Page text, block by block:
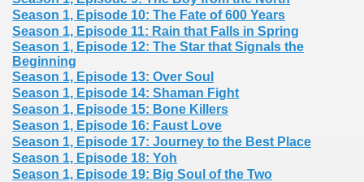
Season 1, Episode 10: The Fate of 600 Years
Season 1, Episode 11: Rain that Falls in Spring
Season 1, Episode 12: The Star that Signals the
Beginning
Season 1, Episode 13: Over Soul
Season 1, Episode 14: Shaman Fight
Season 1, Episode 15: Bone Killers
Season 1, Episode 16: Faust Love
Season 1, Episode 17: Journey to the Best Place
Season 1, Episode 18: Yoh
Season 1, Episode 19: Big Soul of the Two